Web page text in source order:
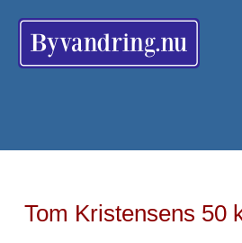
Tom Kristensens 50